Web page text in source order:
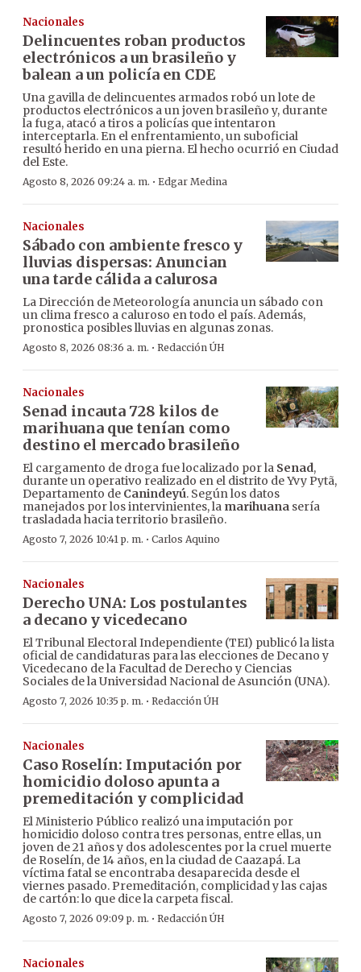
Nacionales
Delincuentes roban productos
electrónicos a un brasileño y
balean a un policía en CDE
Una gavilla de delincuentes armados robó un lote de
productos electrónicos a un joven brasileño y, durante
la fuga, atacó a tiros a policías que intentaron
interceptarla. En el enfrentamiento, un suboficial
resultó herido en una pierna. El hecho ocurrió en Ciudad
del Este.
Agosto 8, 2026 09:24 a. m. · Edgar Medina
Nacionales
Sábado con ambiente fresco y
lluvias dispersas: Anuncian
una tarde cálida a calurosa
La Dirección de Meteorología anuncia un sábado con
un clima fresco a caluroso en todo el país. Además,
pronostica posibles lluvias en algunas zonas.
Agosto 8, 2026 08:36 a. m. · Redacción ÚH
Nacionales
Senad incauta 728 kilos de
marihuana que tenían como
destino el mercado brasileño
El cargamento de droga fue localizado por la Senad,
durante un operativo realizado en el distrito de Yvy Pytã,
Departamento de Canindeyú. Según los datos
manejados por los intervinientes, la marihuana sería
trasladada hacia territorio brasileño.
Agosto 7, 2026 10:41 p. m. · Carlos Aquino
Nacionales
Derecho UNA: Los postulantes
a decano y vicedecano
El Tribunal Electoral Independiente (TEI) publicó la lista
oficial de candidaturas para las elecciones de Decano y
Vicedecano de la Facultad de Derecho y Ciencias
Sociales de la Universidad Nacional de Asunción (UNA).
Agosto 7, 2026 10:35 p. m. · Redacción ÚH
Nacionales
Caso Roselín: Imputación por
homicidio doloso apunta a
premeditación y complicidad
El Ministerio Público realizó una imputación por
homicidio doloso contra tres personas, entre ellas, un
joven de 21 años y dos adolescentes por la cruel muerte
de Roselín, de 14 años, en la ciudad de Caazapá. La
víctima fatal se encontraba desaparecida desde el
viernes pasado. Premeditación, complicidad y las cajas
de cartón: lo que dice la carpeta fiscal.
Agosto 7, 2026 09:09 p. m. · Redacción ÚH
Nacionales